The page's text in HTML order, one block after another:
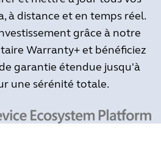
à distance et en temps réel.
grâce à notre
Warranty+ et bénéficiez
garantie étendue jusqu'à
une sérénité totale.